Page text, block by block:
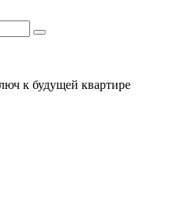
к будущей квартире